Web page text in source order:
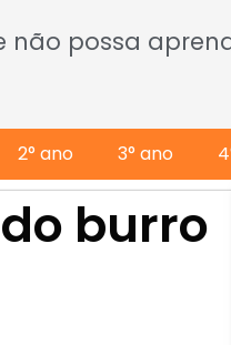
não possa
2° ano 3° ano
burro